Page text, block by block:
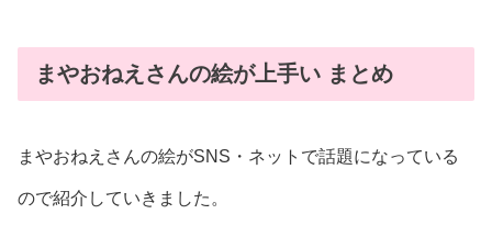
まやおねえさんの絵が上手い まとめ
まやおねえさんの絵がSNS・ネットで話題になっている
ので紹介していきました。